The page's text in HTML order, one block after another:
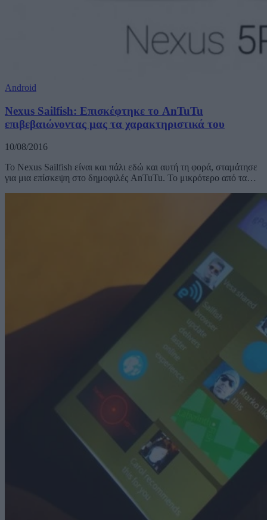
Android
Nexus Sailfish: Επισκέφτηκε το AnTuTu
επιβεβαιώνοντας μας τα χαρακτηριστικά του
10/08/2016
Το Nexus Sailfish είναι και πάλι εδώ και αυτή τη φορά, σταμάτησε
για μια επίσκεψη στο δημοφιλές AnTuTu. Το μικρότερο από τα…